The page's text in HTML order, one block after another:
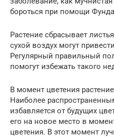
бороться при помощи
Растение сбрасывает
сухой воздух могут
Регулярный правильный
помогут избежать такого
В момент цветения
Наиболее
избавляется от будущих
его на новое место в
цветения. В этот момент